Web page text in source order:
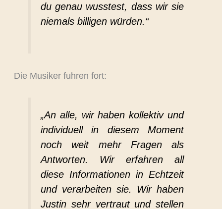
du genau wusstest, dass wir sie
niemals billigen würden.“
Die Musiker fuhren fort:
„An alle, wir haben kollektiv und
individuell in diesem Moment
noch weit mehr Fragen als
Antworten. Wir erfahren all
diese Informationen in Echtzeit
und verarbeiten sie. Wir haben
Justin sehr vertraut und stellen